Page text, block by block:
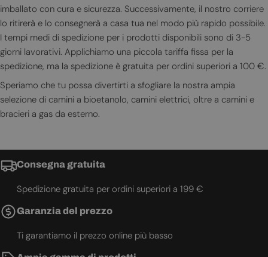
imballato con cura e sicurezza. Successivamente, il nostro corriere
lo ritirerà e lo consegnerà a casa tua nel modo più rapido possibile.
I tempi medi di spedizione per i prodotti disponibili sono di 3-5
giorni lavorativi. Applichiamo una piccola tariffa fissa per la
spedizione, ma la spedizione è gratuita per ordini superiori a 100 €.
Speriamo che tu possa divertirti a sfogliare la nostra ampia
selezione di camini a bioetanolo, camini elettrici, oltre a camini e
bracieri a gas da esterno.
Consegna gratuita
Spedizione gratuita per ordini superiori a 199 €
Garanzia del prezzo
Ti garantiamo il prezzo online più basso